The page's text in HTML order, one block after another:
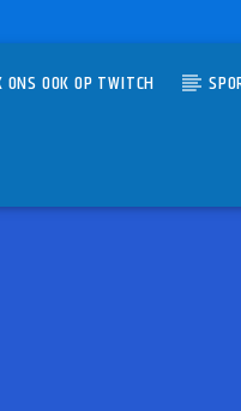
ONS OOK OP TWITCH